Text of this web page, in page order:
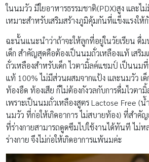
ในนมวัว มีใยอาหารธรรมชาติ(PDX)สูง และไ
เหมาะสำหรับเสริมสร้างภูมิคุ้มกันที่แข็งแรงให้
ฉะนั้นแนะนำว่าถ้าจะให้ลูกที่อยู่ในวัยเรียน ดื่
เด็ก สำคัญสุดคือต้องเป็นนมถั่วเหลืองแท้ เสริ
ถั่วเหลืองสำหรับเด็ก ไวตามิ้ลค์แชมป์ เป็นนม
แท้ 100% ไม่มีส่วนผสมจากแป้ง และนมวัว เ
ท้องอืด ท้องเสีย ก็ไม่ต้องกังวลกับการดื่มไวตา
เพราะเป็นนมถั่วเหลืองสูตร Lactose Free (
นมวัว ที่ก่อให้เกิดอาการ ไม่สบายท้อง) ที่สำคั
ที่ร่างกายสามารถดูดซึมไปใช้งานได้ทันที ไม่ห
ร่างกาย จึงไม่ก่อให้เกิดอาการแพ้นมค่ะ